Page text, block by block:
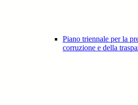
Piano triennale per la
corruzione e della